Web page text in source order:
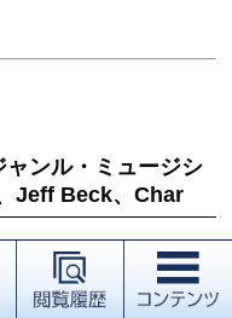
ンル・ミュージシ
Jeff Beck、Char
晴らしい木目のストラ
。